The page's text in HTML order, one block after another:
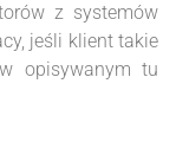
z systemów
jeśli klient takie
opisywanym tu